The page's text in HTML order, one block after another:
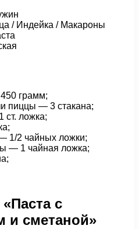
/ Индейка / Макароны
грамм;
пиццы — 3 стакана;
ст. ложка;
1/2 чайных ложки;
— 1 чайная ложка;
с
и сметаной»